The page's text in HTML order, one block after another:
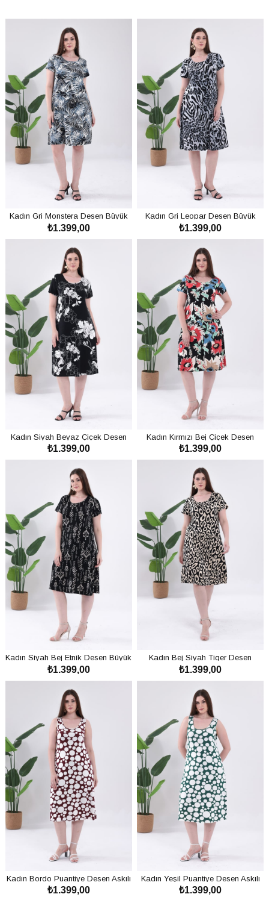
Kadın Gri Monstera Desen Büyük
Beden Esnek Midi Elbise
₺1.399,00
SEPETE EKLE
Kadın Gri Leopar Desen Büyük
Beden Esnek Midi Elbise
₺1.399,00
SEPETE EKLE
Kadın Siyah Beyaz Çiçek Desen
Büyük Beden Esnek Midi Elbise
₺1.399,00
SEPETE EKLE
Kadın Kırmızı Bej Çiçek Desen
Büyük Beden Esnek Midi Elbise
₺1.399,00
SEPETE EKLE
Kadın Siyah Bej Etnik Desen Büyük
Beden Esnek Midi Elbise
₺1.399,00
SEPETE EKLE
Kadın Bej Siyah Tiger Desen
Büyük Beden Esnek Midi Elbise
₺1.399,00
SEPETE EKLE
Kadın Bordo Puantiye Desen Askılı
Büyük Beden Elbise
₺1.399,00
Kadın Yeşil Puantiye Desen Askılı
Büyük Beden Elbise
₺1.399,00